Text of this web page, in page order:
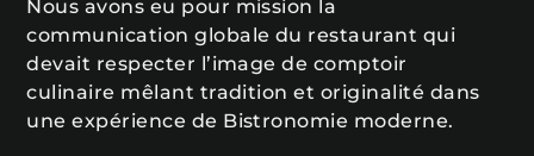
Nous avons eu pour mission la
communication globale du restaurant qui
devait respecter l’image de comptoir
culinaire mêlant tradition et originalité dans
une expérience de Bistronomie moderne.